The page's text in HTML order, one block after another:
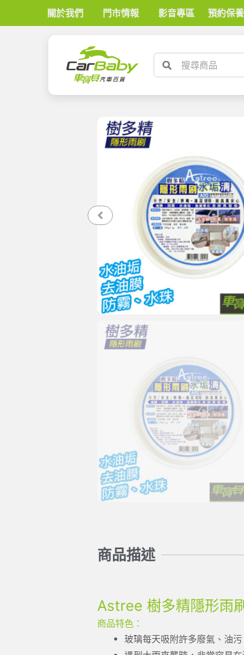
關於我們 門市情報 影音專區 預約保養
商品描述
Astree 樹多精隱形雨
商品特色：
玻璃每天吸附許多廢氣、油